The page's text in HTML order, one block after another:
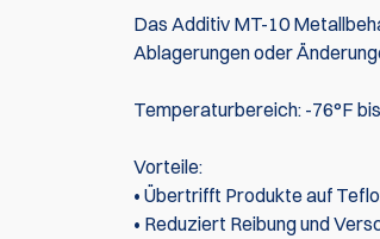
Das Additiv MT-10
Ablagerungen oder
Temperaturbereich: -76°F
Vorteile:
• Übertrifft Produkte auf
• Reduziert Reibung und